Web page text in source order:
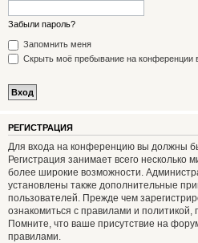
Забыли пароль?
Запомнить меня
Скрыть моё пребывание на конференции
РЕГИСТРАЦИЯ
Для входа на конференцию вы должны
Регистрация занимает всего несколько
более широкие возможности.
установлены также дополнительные
пользователей. Прежде чем
ознакомиться с правилами и
Помните, что ваше присутствие на
правилами.